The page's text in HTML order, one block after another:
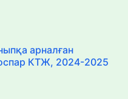
арналған
КТЖ, 2024-2025